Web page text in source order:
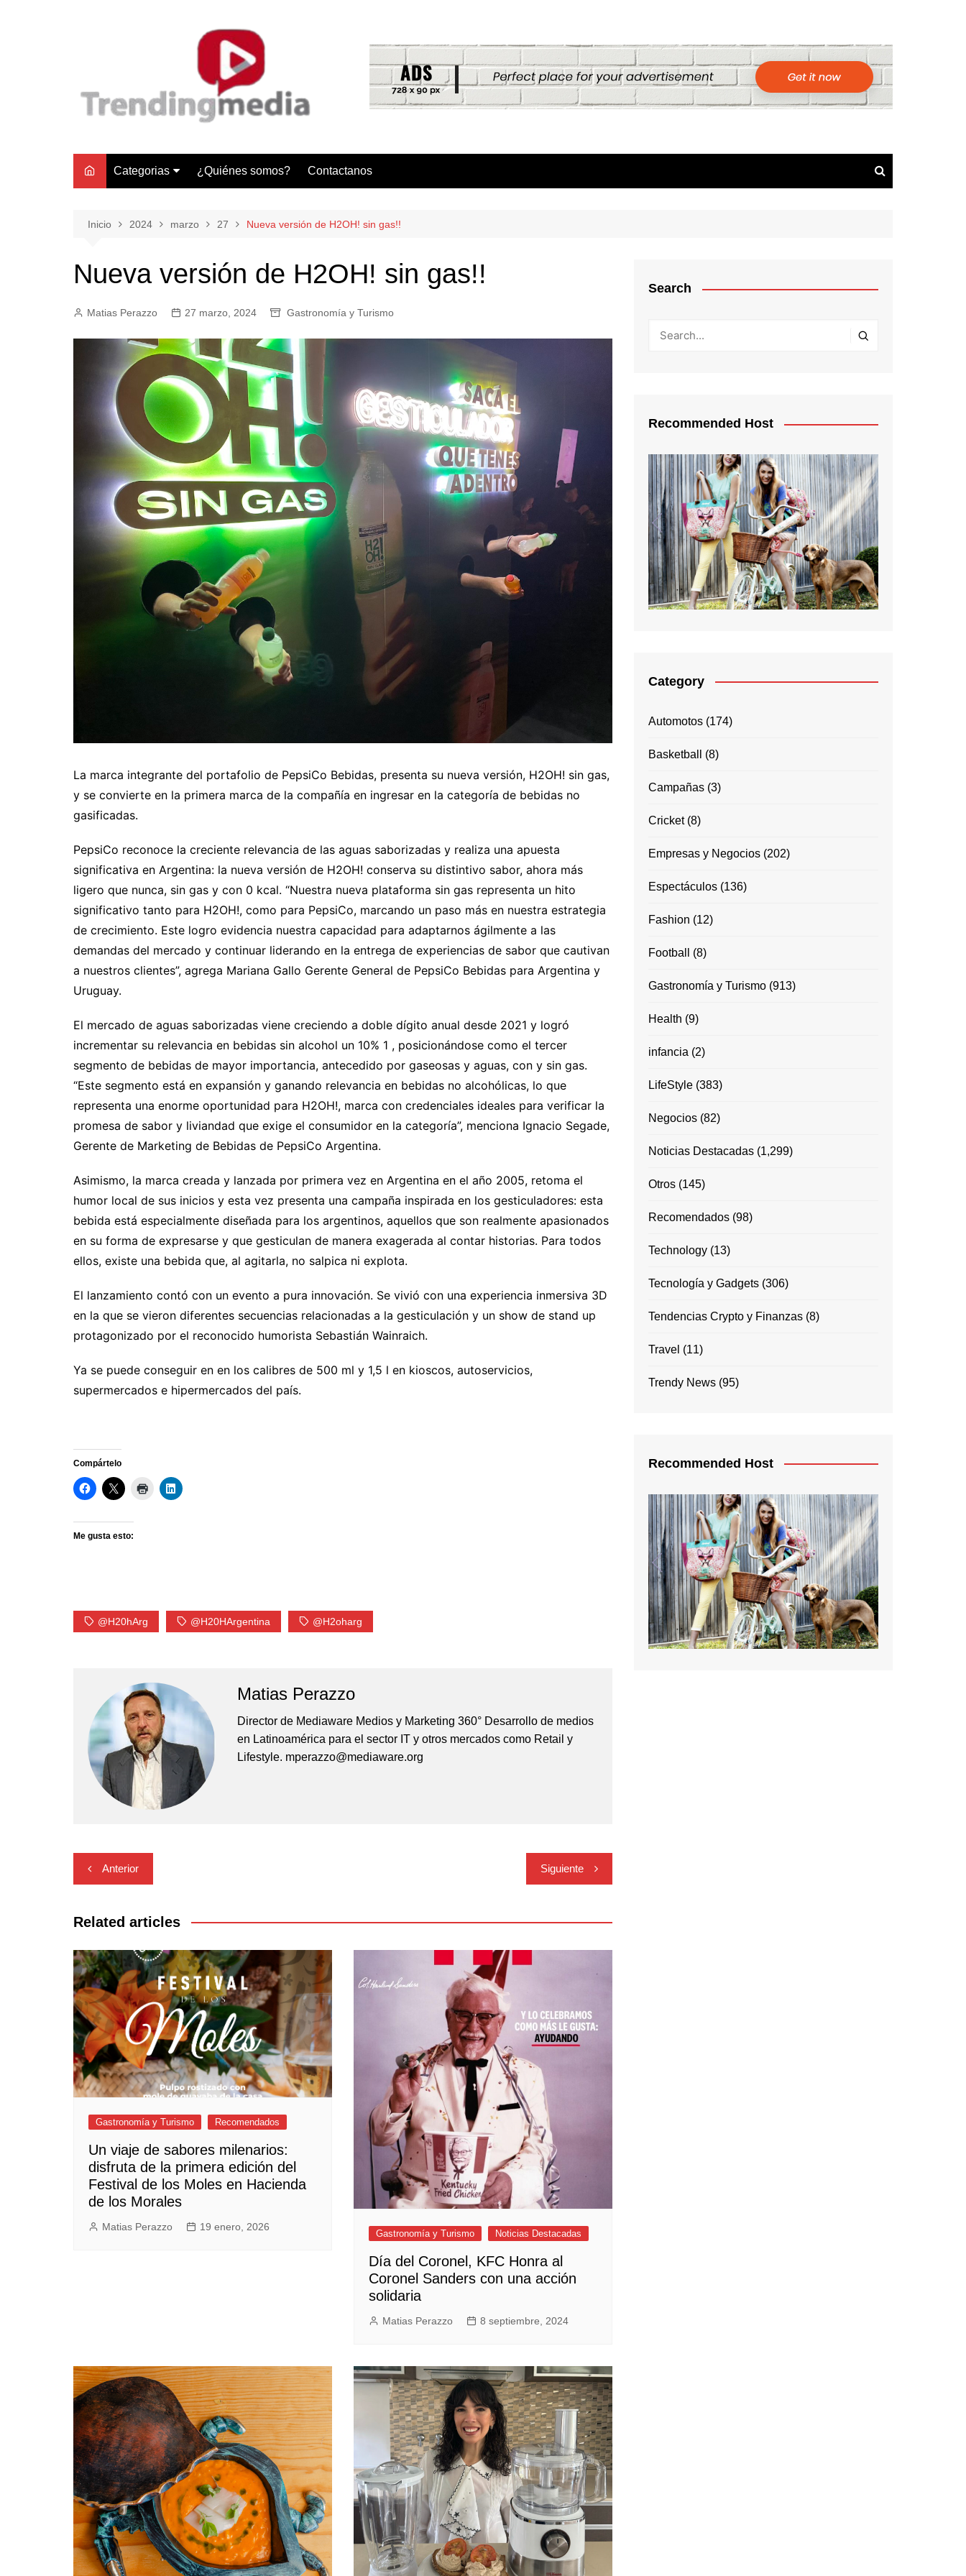
Categorias
Negocios
Lifestyle
Tecnología y Gadgets
Empresas y Negocios
Automotos
Espectáculos
Trendy News
LifeStyle
Negocios
¿Quiénes somos? Contactanos
Inicio 2024 marzo 27 Nueva versión de H2OH! sin gas!!
Nueva versión de H2OH! sin gas!!
Matias Perazzo 27 marzo, 2024 Gastronomía y Turismo
La marca integrante del portafolio de PepsiCo Bebidas, presenta su nueva versión, H2OH! sin gas,
y se convierte en la primera marca de la compañía en ingresar en la categoría de bebidas no
gasificadas.
PepsiCo reconoce la creciente relevancia de las aguas saborizadas y realiza una apuesta
significativa en Argentina: la nueva versión de H2OH! conserva su distintivo sabor, ahora más
ligero que nunca, sin gas y con 0 kcal. “Nuestra nueva plataforma sin gas representa un hito
significativo tanto para H2OH!, como para PepsiCo, marcando un paso más en nuestra estrategia
de crecimiento. Este logro evidencia nuestra capacidad para adaptarnos ágilmente a las
demandas del mercado y continuar liderando en la entrega de experiencias de sabor que cautivan
a nuestros clientes”, agrega Mariana Gallo Gerente General de PepsiCo Bebidas para Argentina y
Uruguay.
El mercado de aguas saborizadas viene creciendo a doble dígito anual desde 2021 y logró
incrementar su relevancia en bebidas sin alcohol un 10% 1 , posicionándose como el tercer
segmento de bebidas de mayor importancia, antecedido por gaseosas y aguas, con y sin gas.
“Este segmento está en expansión y ganando relevancia en bebidas no alcohólicas, lo que
representa una enorme oportunidad para H2OH!, marca con credenciales ideales para verificar la
promesa de sabor y liviandad que exige el consumidor en la categoría”, menciona Ignacio Segade,
Gerente de Marketing de Bebidas de PepsiCo Argentina.
Asimismo, la marca creada y lanzada por primera vez en Argentina en el año 2005, retoma el
humor local de sus inicios y esta vez presenta una campaña inspirada en los gesticuladores: esta
bebida está especialmente diseñada para los argentinos, aquellos que son realmente apasionados
en su forma de expresarse y que gesticulan de manera exagerada al contar historias. Para todos
ellos, existe una bebida que, al agitarla, no salpica ni explota.
El lanzamiento contó con un evento a pura innovación. Se vivió con una experiencia inmersiva 3D
en la que se vieron diferentes secuencias relacionadas a la gesticulación y un show de stand up
protagonizado por el reconocido humorista Sebastián Wainraich.
Ya se puede conseguir en en los calibres de 500 ml y 1,5 l en kioscos, autoservicios,
supermercados e hipermercados del país.
Compártelo
Me gusta esto:
@H20hArg @H20HArgentina @h2oharg
Matias Perazzo
Director de Mediaware Medios y Marketing 360° Desarrollo de medios
en Latinoamérica para el sector IT y otros mercados como Retail y
Lifestyle. mperazzo@mediaware.org
Navegación
de
entradas
Anterior Siguiente
Related articles
Gastronomía y Turismo Recomendados
Un viaje de sabores milenarios:
disfruta de la primera edición del
Festival de los Moles en Hacienda
de los Morales
Matias Perazzo 19 enero, 2026
Gastronomía y Turismo Noticias Destacadas
Día del Coronel, KFC Honra al
Coronel Sanders con una acción
solidaria
Matias Perazzo 8 septiembre, 2024
Search
Recommended Host
Category
Automotos (174)
Basketball (8)
Campañas (3)
Cricket(8)
Empresas y Negocios (202)
Espectáculos (136)
Fashion (12)
Football (8)
Gastronomía y Turismo (913)
Health (9)
infancia (2)
LifeStyle (383)
Negocios (82)
Noticias Destacadas (1,299)
Otros (145)
Recomendados (98)
Technology (13)
Tecnología y Gadgets (306)
Tendencias Crypto y Finanzas (8)
Travel (11)
Trendy News (95)
Recommended Host